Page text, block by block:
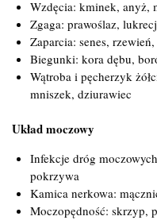
Wzdęcia: kminek, anyż,
Zgaga: prawoślaz,
Zaparcia: senes,
Biegunki: kora dębu,
Wątroba i pęcherzyk
mniszek, dziurawiec
Układ moczowy
Infekcje dróg
pokrzywa
Kamica nerkowa:
Moczopędność: skrzyp,